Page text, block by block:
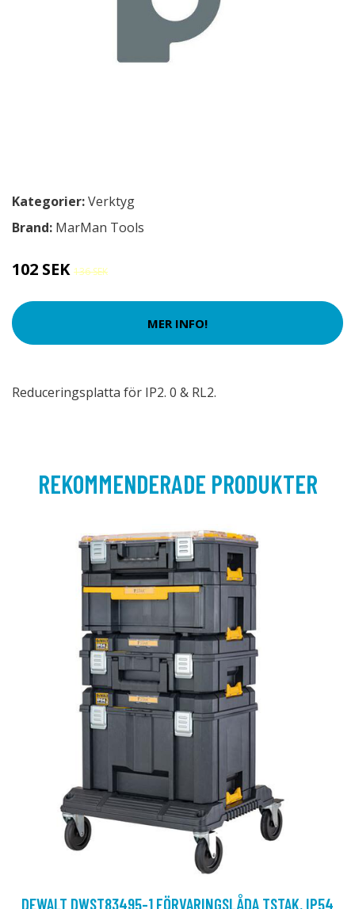
Kategorier:Verktyg
Brand: MarMan Tools
102 SEK 136 SEK
MER INFO!
Reduceringsplatta för IP2. 0 & RL2.
REKOMMENDERADE PRODUKTER
DEWALT DWST83495-1 FÖRVARINGSLÅDA TSTAK, IP54